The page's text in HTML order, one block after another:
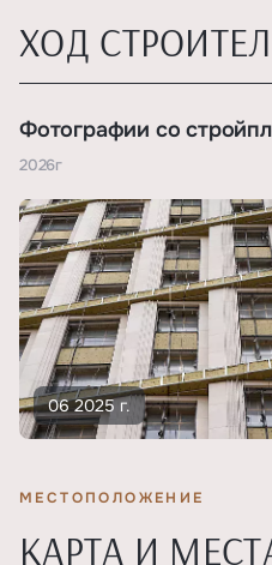
ХОД
Фотографии со
2026г
06 2025 г.
МЕСТОПОЛОЖЕНИЕ
КАРТА И